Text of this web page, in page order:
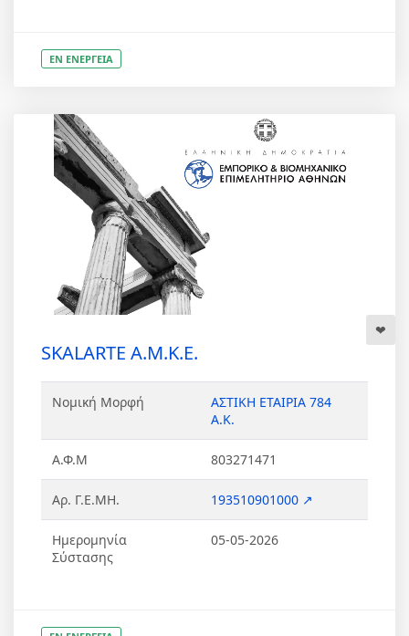
ΕΝ ΕΝΕΡΓΕΙΑ
SKALARTE Α.Μ.Κ.Ε.
Νομική Μορφή
ΑΣΤΙΚΗ ΕΤΑΙΡΙΑ 784
Α.Κ.
Α.Φ.Μ 803271471
Αρ. Γ.Ε.ΜΗ. 193510901000 ↗
Ημερομηνία
Σύστασης
05-05-2026